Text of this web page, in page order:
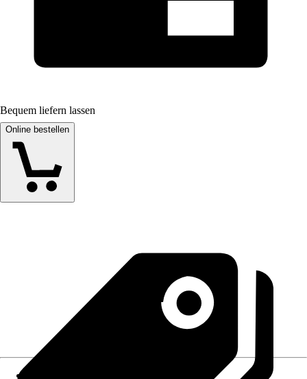
Bequem liefern lassen
Online bestellen